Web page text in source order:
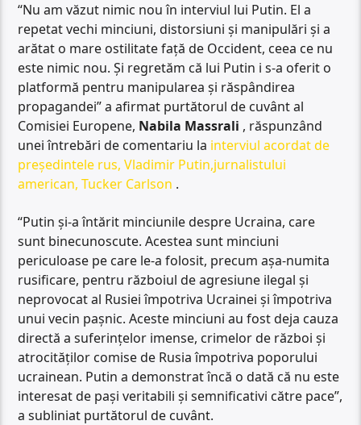
“Nu am văzut nimic nou în interviul lui Putin. El a
repetat vechi minciuni, distorsiuni și manipulări și a
arătat o mare ostilitate față de Occident, ceea ce nu
este nimic nou. Și regretăm că lui Putin i s-a oferit o
platformă pentru manipularea și răspândirea
propagandei” a afirmat purtătorul de cuvânt al
Comisiei Europene, Nabila Massrali , răspunzând
unei întrebări de comentariu la interviul acordat de
președintele rus, Vladimir Putin,jurnalistului
american, Tucker Carlson .
“Putin și-a întărit minciunile despre Ucraina, care
sunt binecunoscute. Acestea sunt minciuni
periculoase pe care le-a folosit, precum așa-numita
rusificare, pentru războiul de agresiune ilegal și
neprovocat al Rusiei împotriva Ucrainei și împotriva
unui vecin pașnic. Aceste minciuni au fost deja cauza
directă a suferințelor imense, crimelor de război și
atrocităților comise de Rusia împotriva poporului
ucrainean. Putin a demonstrat încă o dată că nu este
interesat de pași veritabili și semnificativi către pace”,
a subliniat purtătorul de cuvânt.